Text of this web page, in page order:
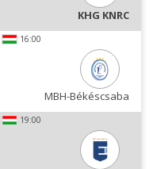
KHG KNRC
16:00
MBH-Békéscsaba
19:00